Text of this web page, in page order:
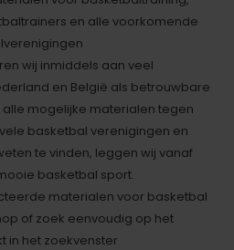
en alle voorkomende
wij inmiddels aan veel
en België als betrouwbare
mogelijke materialen tegen
basketbal verenigingen en
te vinden, leggen wij vanaf
basketbal sport.
materialen voor basketbal
of zoek eenvoudig op het
in het zoekvenster